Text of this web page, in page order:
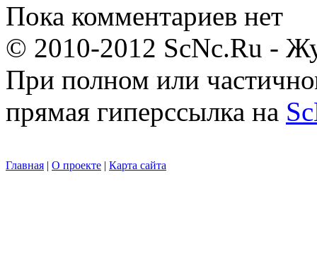
Пока комментариев нет
© 2010-2012 ScNc.Ru -
При полном или
прямая гиперссылка на
Главная | О проекте | Карта сайта